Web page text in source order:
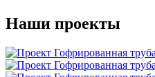
Наши проекты